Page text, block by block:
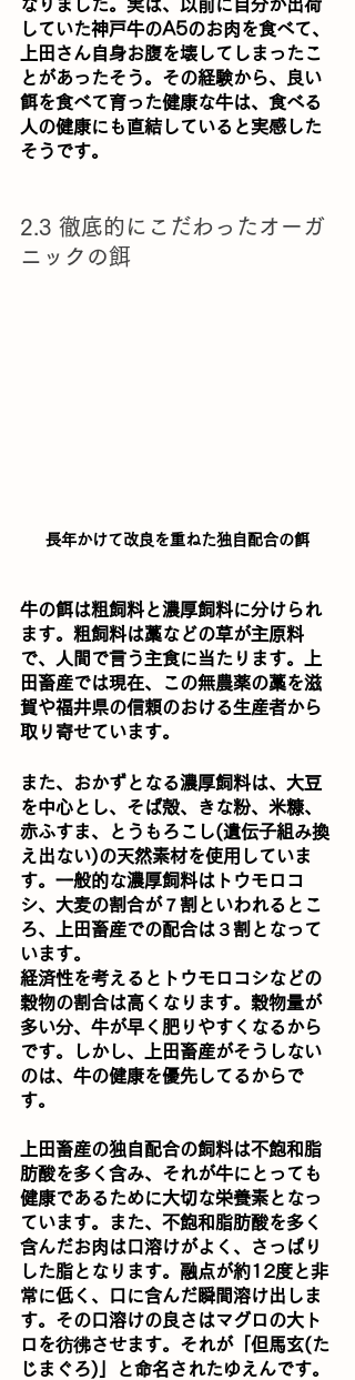
なりました。実は、以前に自分が出荷
していた神戸牛のA5のお肉を食べて、
上田さん自身お腹を壊してしまったこ
とがあったそう。その経験から、良い
餌を食べて育った健康な牛は、食べる
人の健康にも直結していると実感した
そうです。
2.3 徹底的にこだわったオーガ
ニックの餌
長年かけて改良を重ねた独自配合の餌
牛の餌は粗飼料と濃厚飼料に分けられ
ます。粗飼料は藁などの草が主原料
で、人間で言う主食に当たります。上
田畜産では現在、この無農薬の藁を滋
賀や福井県の信頼のおける生産者から
取り寄せています。
また、おかずとなる濃厚飼料は、大豆
を中心とし、そば殻、きな粉、米糠、
赤ふすま、とうもろこし(遺伝子組み換
え出ない)の天然素材を使用していま
す。一般的な濃厚飼料はトウモロコ
シ、大麦の割合が７割といわれるとこ
ろ、上田畜産での配合は３割となって
います。
経済性を考えるとトウモロコシなどの
穀物の割合は高くなります。穀物量が
多い分、牛が早く肥りやすくなるから
です。しかし、上田畜産がそうしない
のは、牛の健康を優先してるからで
す。
上田畜産の独自配合の飼料は不飽和脂
肪酸を多く含み、それが牛にとっても
健康であるために大切な栄養素となっ
ています。また、不飽和脂肪酸を多く
含んだお肉は口溶けがよく、さっぱり
した脂となります。融点が約12度と非
常に低く、口に含んだ瞬間溶け出しま
す。その口溶けの良さはマグロの大ト
ロを彷彿させます。それが「但馬玄(た
じまぐろ)」と命名されたゆえんです。